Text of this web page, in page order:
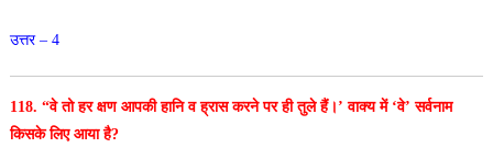
उत्तर – 4
118. “वे तो हर क्षण आपकी हानि व ह्रास करने पर ही तुलेहैं।’ वाक्य में ‘वे’ सर्वनाम
किसके लिए आया है?